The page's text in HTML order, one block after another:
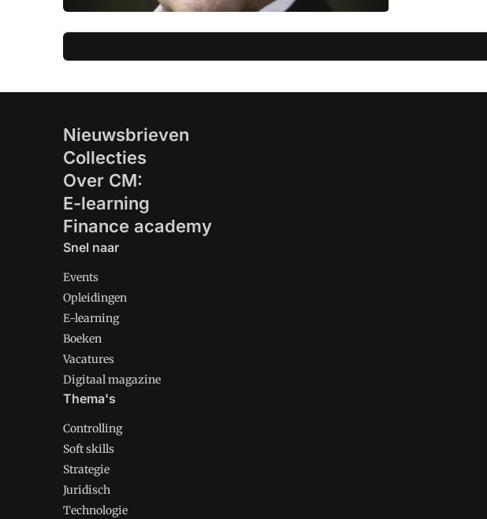
Nieuwsbrieven
Collecties
Over CM:
E-learning
Finance academy
Snel naar
Events
Opleidingen
E-learning
Boeken
Vacatures
Digitaal magazine
Thema's
Controlling
Soft skills
Strategie
Juridisch
Technologie